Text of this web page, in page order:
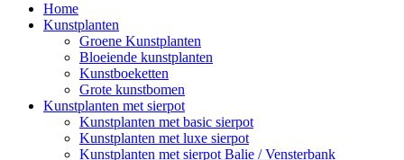
Home
Kunstplanten
Groene Kunstplanten
Bloeiende kunstplanten
Kunstboeketten
Grote kunstbomen
Kunstplanten met sierpot
Kunstplanten met basic sierpot
Kunstplanten met luxe sierpot
Kunstplanten met sierpot Balie / Vensterbank